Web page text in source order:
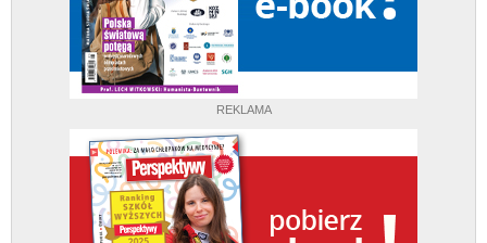
REKLAMA